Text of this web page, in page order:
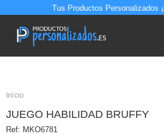
Tus Productos Personalizados
Inicio
JUEGO HABILIDAD BRUFFY
Ref: MKO6781